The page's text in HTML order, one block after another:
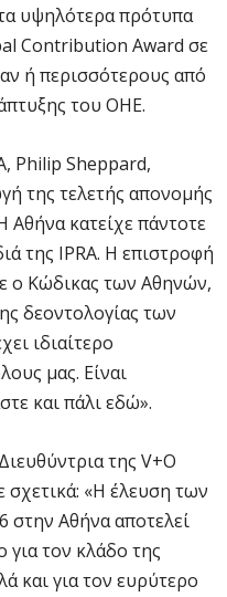
υψηλότερα πρότυπα
Contribution Award σε
ή περισσότερους από
του ΟΗΕ.
Philip Sheppard,
της τελετής απονομής
κατείχε πάντοτε
της IPRA. Η επιστροφή
ο Κώδικας των Αθηνών,
δεοντολογίας των
ιδιαίτερο
μας. Είναι
και πάλι εδώ».
της V+O
«Η έλευση των
στην Αθήνα αποτελεί
για τον κλάδο της
και για τον ευρύτερο